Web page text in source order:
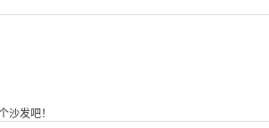
沙发吧！